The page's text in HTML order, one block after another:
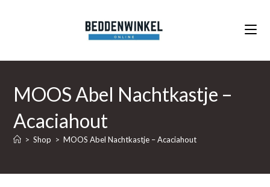
MOOS Abel Nachtkastje –
Acaciahout
> Shop > MOOS Abel Nachtkastje – Acaciahout